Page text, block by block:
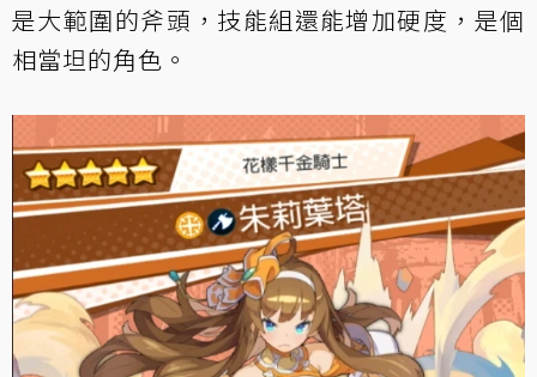
是大範圍的斧頭，技能組還能增加硬度，是個
相當坦的角色。